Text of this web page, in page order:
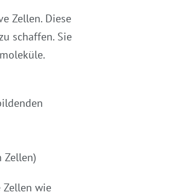
Zellen. Diese
schaffen. Sie
Zellen)
Zellen wie